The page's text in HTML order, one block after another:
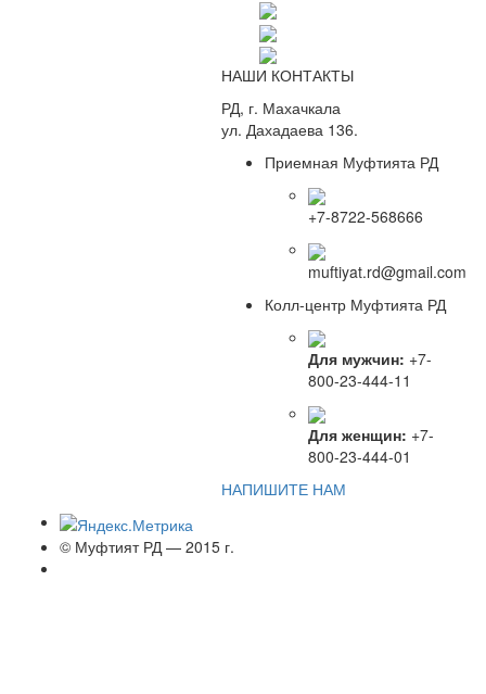
НАШИ КОНТАКТЫ
РД, г. Махачкала
ул. Дахадаева 136.
Приемная Муфтията РД
+7-8722-568666
muftiyat.rd@gmail.com
Колл-центр Муфтията РД
Для мужчин: +7-
800-23-444-11
Для женщин: +7-
800-23-444-01
НАПИШИТЕ НАМ
© Муфтият РД — 2015 г.